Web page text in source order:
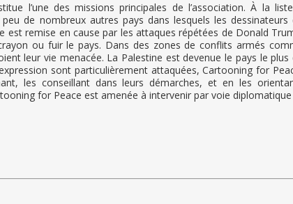
l’une des missions principales de l’association. À la
de nombreux autres pays dans lesquels les
est remise en cause par les attaques répétées de Donald
ou fuir le pays. Dans des zones de conflits armés
leur vie menacée. La Palestine est devenue le pays le
sont particulièrement attaquées, Cartooning for
les conseillant dans leurs démarches, et en les
for Peace est amenée à intervenir par voie